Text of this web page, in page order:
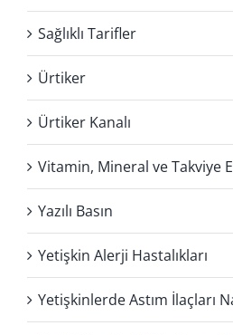
Sağlıklı Tarifler
Ürtiker
Ürtiker Kanalı
Vitamin, Mineral ve Takviye
Yazılı Basın
Yetişkin Alerji Hastalıkları
Yetişkinlerde Astım İlaçları